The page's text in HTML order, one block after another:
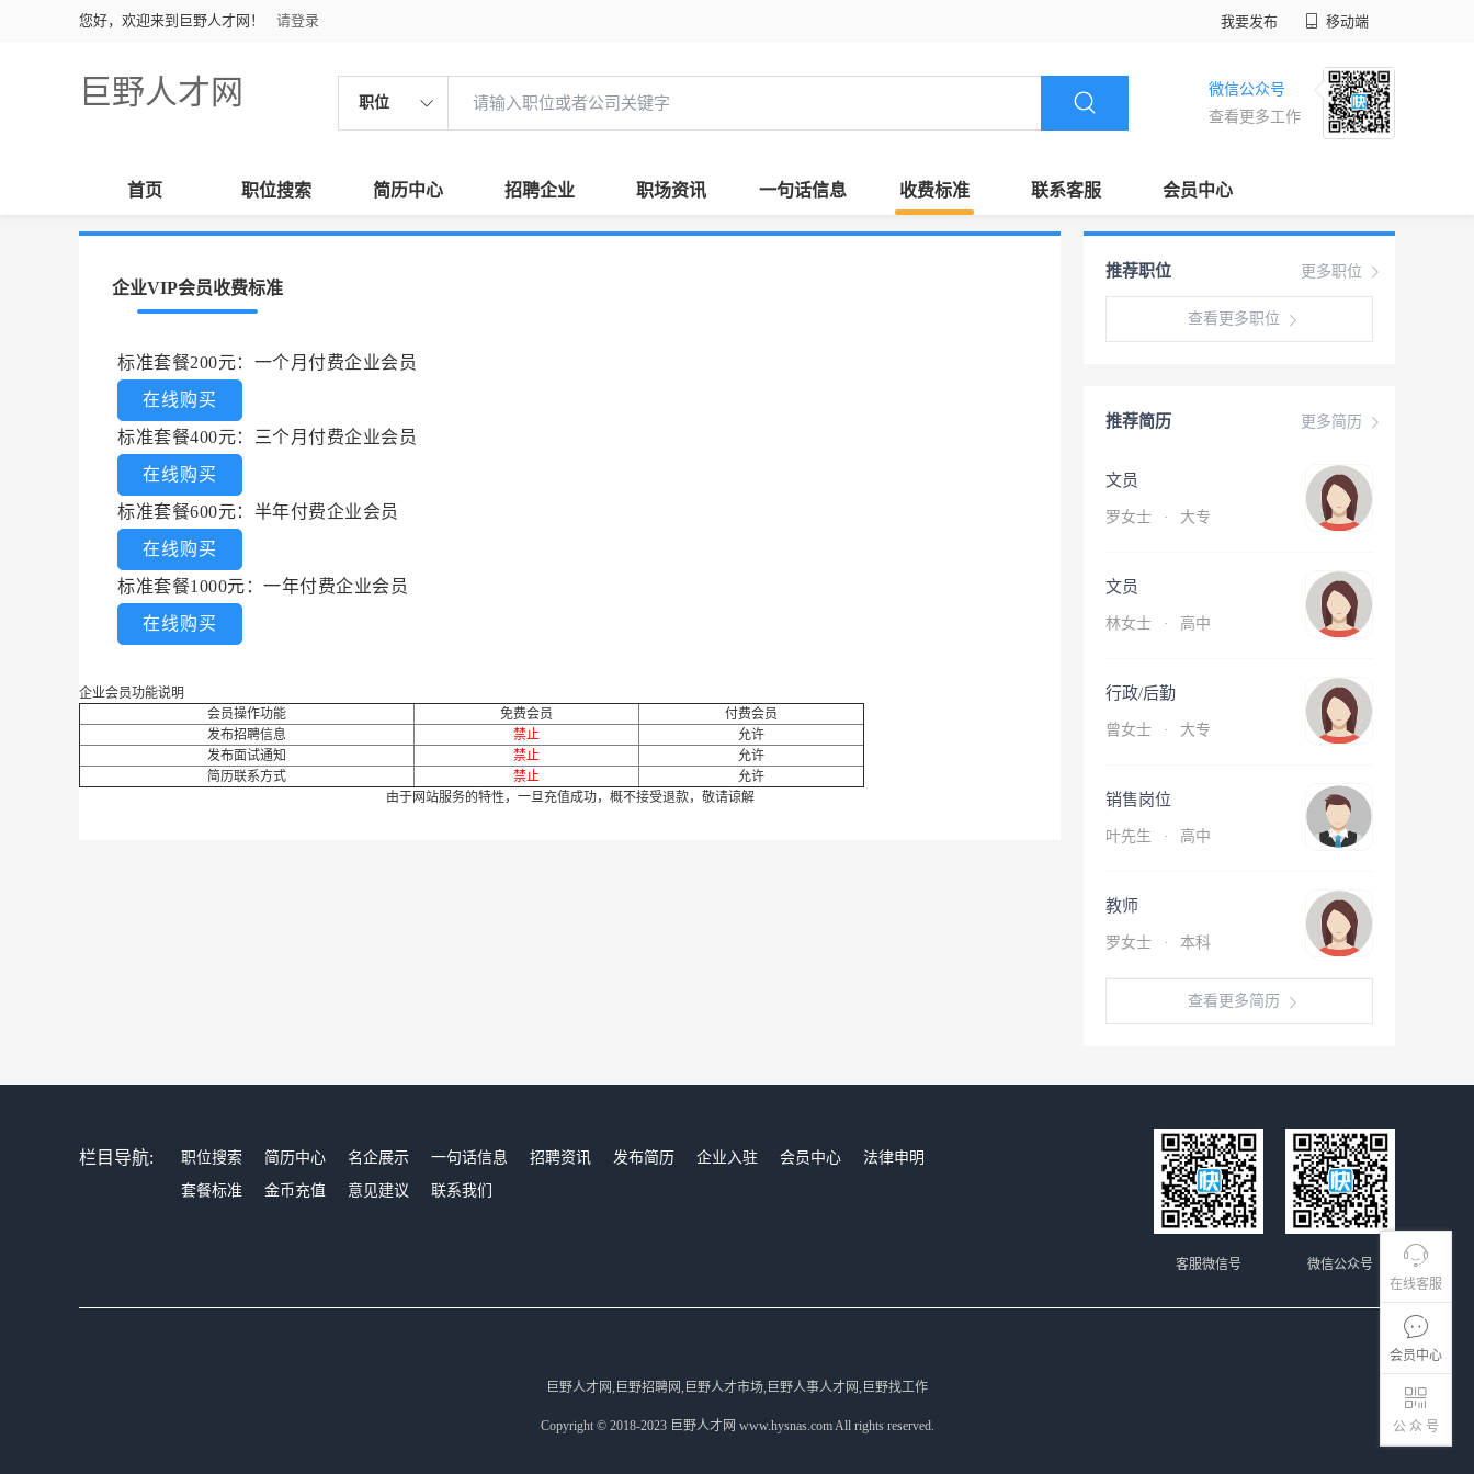
您好，欢迎来到巨野人才网！ 请登录 我要发布 移动端
巨野人才网 职位
微信公众号
查看更多工作
首页 职位搜索 简历中心 招聘企业 职场资讯 一句话信息 收费标准 联系客服 会员中心
在线客服
会员中心
公 众 号
企业VIP会员收费标准
标准套餐200元：一个月付费企业会员
在线购买
标准套餐400元：三个月付费企业会员
在线购买
标准套餐600元：半年付费企业会员
在线购买
标准套餐1000元：一年付费企业会员
在线购买
企业会员功能说明
会员操作功能
免费会员
付费会员
发布招聘信息
禁止
允许
发布面试通知
禁止
允许
简历联系方式
禁止
允许
由于网站服务的特性，一旦充值成功，概不接受退款，敬请谅解
更多职位
推荐职位
查看更多职位
更多简历
推荐简历
文员
罗女士 · 大专
文员
林女士 · 高中
行政/后勤
曾女士 · 大专
销售岗位
叶先生 · 高中
教师
罗女士 · 本科
查看更多简历
栏目导航: 职位搜索 简历中心 名企展示 一句话信息 招聘资讯 发布简历 企业入驻 会员中心
法律申明
套餐标准
金币充值 意见建议 联系我们
微信公众号
客服微信号
巨野人才网,巨野招聘网,巨野人才市场,巨野人事人才网,巨野找工作
Copyright © 2018-2023 巨野人才网 www.hysnas.com All rights reserved.